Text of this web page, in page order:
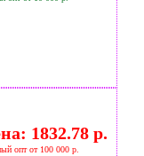
1832.78 р.
опт от 100 000 р.